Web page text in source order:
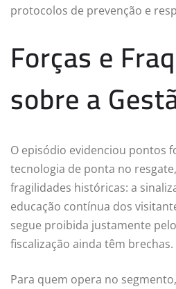
protocolos de prevenção e
Forças e
sobre a
O episódio evidenciou pontos
tecnologia de ponta no
fragilidades históricas: a
educação contínua dos
segue proibida justamente
fiscalização ainda têm brechas.
Para quem opera no